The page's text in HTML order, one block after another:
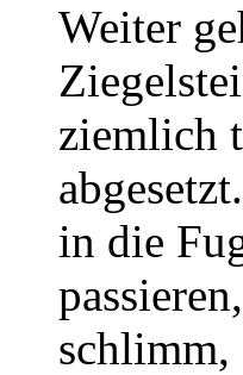
Weiter
ziemlich
in die
schlimm,